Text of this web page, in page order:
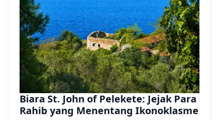
Biara St. John of Pelekete: Jejak Para
Rahib yang Menentang Ikonoklasme